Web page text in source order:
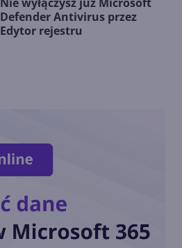
Defender Antivirus przez
Edytor rejestru
kładzie nacisk na Gaming